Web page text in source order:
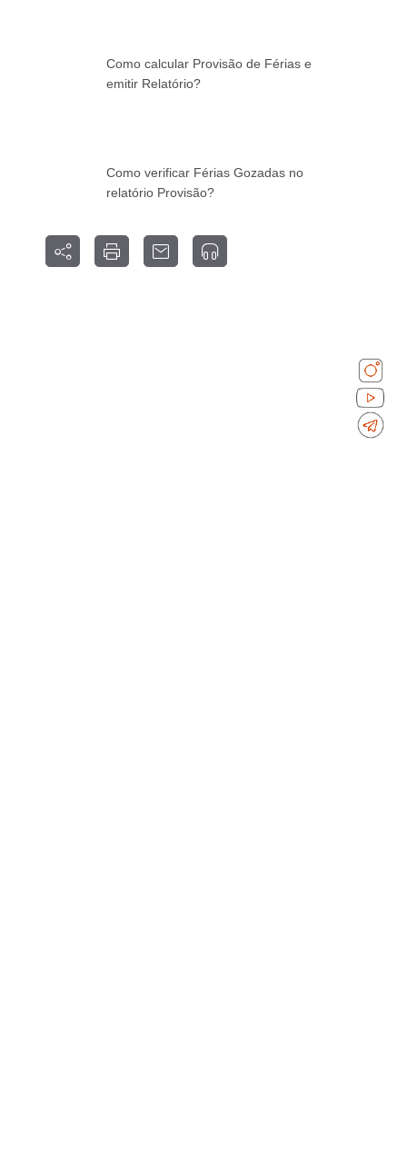
Como calcular Provisão de Férias e
emitir Relatório?
Como verificar Férias Gozadas no
relatório Provisão?